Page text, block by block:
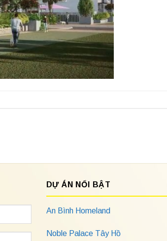
DỰ ÁN NỔI BẬT
An Bình Homeland
Noble Palace Tây Hồ